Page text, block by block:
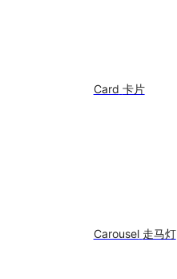
Card 卡片
Carousel 走马灯